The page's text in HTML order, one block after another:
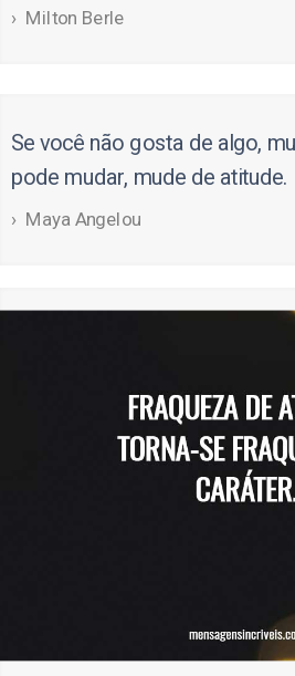
Milton Berle
Se você não gosta de algo,
pode mudar, mude de atitude.
Maya Angelou